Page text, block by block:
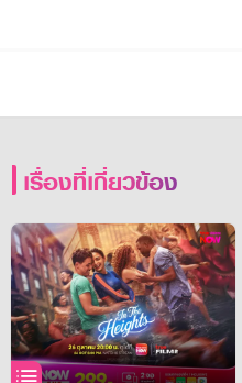
เรื่องที่เกี่ยวข้อง